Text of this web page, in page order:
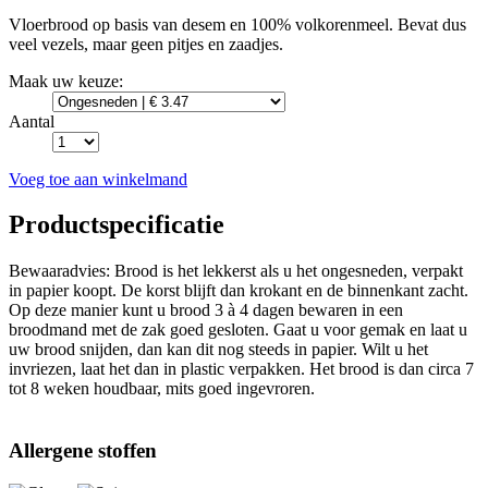
Vloerbrood op basis van desem en 100% volkorenmeel. Bevat dus
veel vezels, maar geen pitjes en zaadjes.
Maak uw keuze:
Aantal
Voeg toe aan winkelmand
Productspecificatie
Bewaaradvies: Brood is het lekkerst als u het ongesneden, verpakt
in papier koopt. De korst blijft dan krokant en de binnenkant zacht.
Op deze manier kunt u brood 3 à 4 dagen bewaren in een
broodmand met de zak goed gesloten. Gaat u voor gemak en laat u
uw brood snijden, dan kan dit nog steeds in papier. Wilt u het
invriezen, laat het dan in plastic verpakken. Het brood is dan circa 7
tot 8 weken houdbaar, mits goed ingevroren.
Allergene stoffen